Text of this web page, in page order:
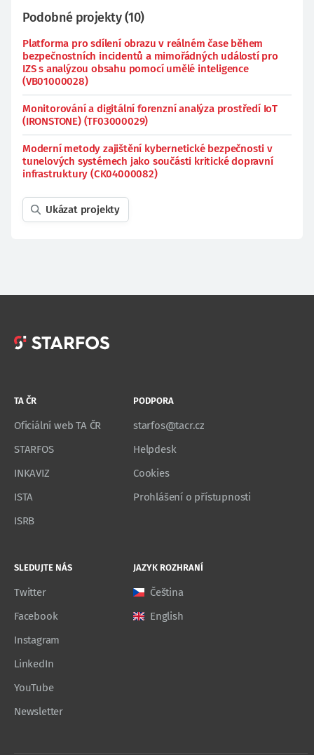
Podobné projekty(10)
Platforma pro sdílení obrazu v reálném čase během
bezpečnostních incidentů a mimořádných událostí pro
IZS s analýzou obsahu pomocí umělé inteligence
(VB01000028)
Monitorování a digitální forenzní analýza prostředí IoT
(IRONSTONE) (TF03000029)
Moderní metody zajištění kybernetické bezpečnosti v
tunelových systémech jako součásti kritické dopravní
infrastruktury (CK04000082)
Ukázat projekty
TA ČR
Oficiální web TA ČR
STARFOS
INKAVIZ
ISTA
ISRB
PODPORA
starfos@tacr.cz
Helpdesk
Cookies
Prohlášení o přístupnosti
SLEDUJTE NÁS
Twitter
Facebook
Instagram
LinkedIn
YouTube
Newsletter
JAZYK ROZHRANÍ
Čeština
English